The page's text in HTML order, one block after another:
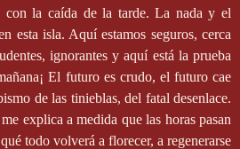
con la caída de la tarde. La nada y el
esta isla. Aquí estamos seguros, cerca
ignorantes y aquí está la prueba
El futuro es crudo, el futuro cae
de las tinieblas, del fatal desenlace.
explica a medida que las horas pasan
todo volverá a florecer, a regenerarse